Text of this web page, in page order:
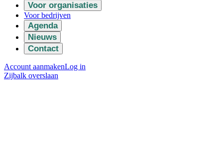
Voor organisaties
Voor bedrijven
Agenda
Nieuws
Contact
Account aanmakenLog in
Zijbalk overslaan